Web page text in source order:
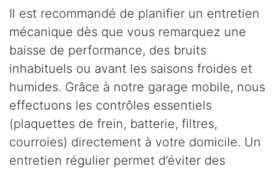
Il est recommandé de planifier un entretien
mécanique dès que vous remarquez une
baisse de performance, des bruits
inhabituels ou avant les saisons froides et
humides. Grâce à notre garage mobile, nous
effectuons les contrôles essentiels
(plaquettes de frein, batterie, filtres,
courroies) directement à votre domicile. Un
entretien régulier permet d’éviter des